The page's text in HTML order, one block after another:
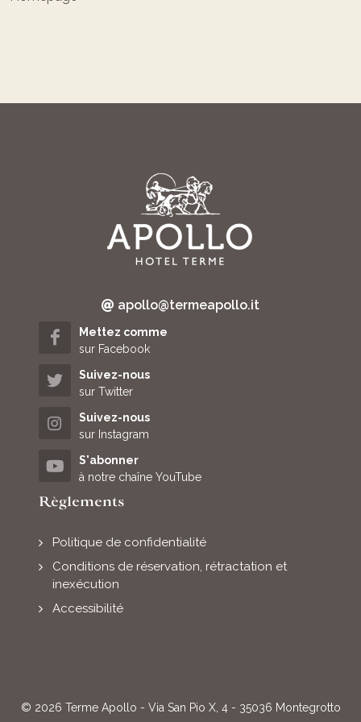
apollo@termeapollo.it
Mettez comme
sur Facebook
Suivez-nous
sur Twitter
Suivez-nous
sur Instagram
S'abonner
à notre chaîne YouTube
Règlements
Politique de confidentialité
Conditions de réservation, rétractation et
inexécution
Accessibilité
© 2026 Terme Apollo - Via San Pio X, 4 - 35036 Montegrotto